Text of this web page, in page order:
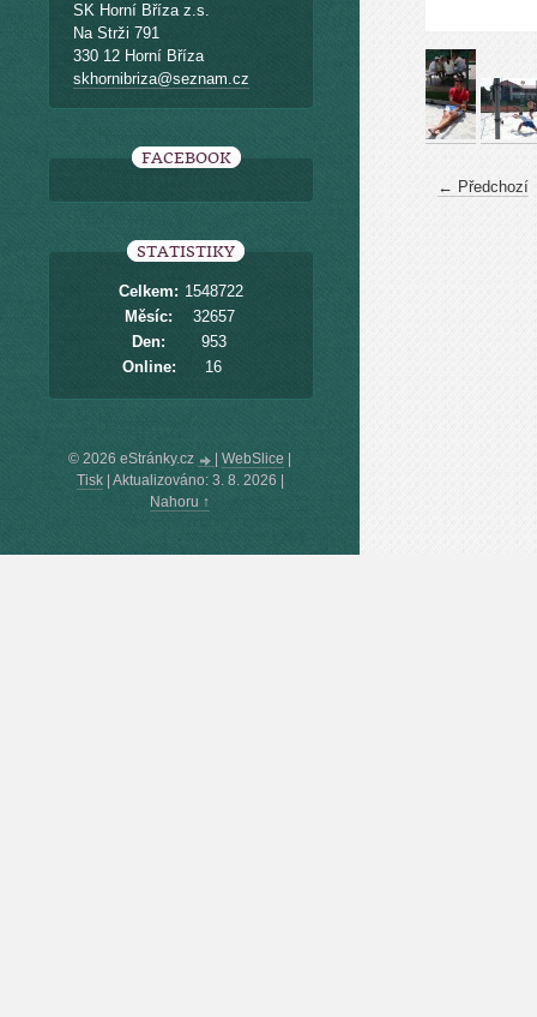
← Předchozí
SK Horní Bříza z.s.
Na Strži 791
330 12 Horní Bříza
skhornibriza@seznam.cz
FACEBOOK
STATISTIKY
Online: 16
Celkem: 1548722
Měsíc:
32657
Den:
953
© 2026 eStránky.cz WebSlice
Tisk| Aktualizováno: 3. 8. 2026
Nahoru ↑